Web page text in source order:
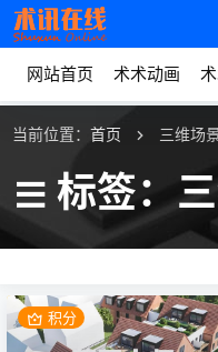
网站首页 术术动画
当前位置： 首页 三维场
标签：
积分